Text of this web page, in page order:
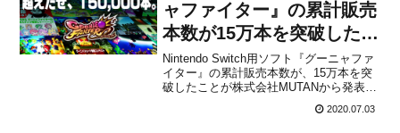
ャファイター』の累計販売
本数が15万本を突破したこ
とが発表！
Nintendo Switch用ソフト『グーニャファ
イター』の累計販売本数が、15万本を突
破したことが株式会社MUTANから発表さ
したことがアナウンスされてましたが、
2020.07.03